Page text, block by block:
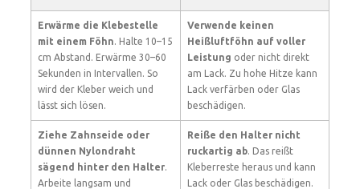
Erwärme die Klebestelle
mit einem Föhn. Halte 10–15
cm Abstand. Erwärme 30–60
Sekunden in Intervallen. So
wird der Kleber weich und
lässt sich lösen.
Verwende keinen
Heißluftföhn auf voller
Leistung oder nicht direkt
am Lack. Zu hohe Hitze kann
Lack verfärben oder Glas
beschädigen.
Ziehe Zahnseide oder
dünnen Nylondraht
sägend hinter den Halter.
Arbeite langsam und
Reiße den Halter nicht
ruckartig ab. Das reißt
Kleberreste heraus und kann
Lack oder Glas beschädigen.